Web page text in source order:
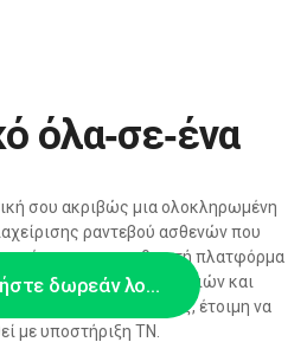
Δημιουργήστε δωρεάν λογαριασμό
όλα‑σε‑ένα
σου ακριβώς μια ολοκληρωμένη
ραντεβού ασθενών που
κέντρο — μια αρθρωτή πλατφόρμα
διαχείριση βαρδιών και
με συστήματα υγείας, έτοιμη να
με υποστήριξη ΤΝ.